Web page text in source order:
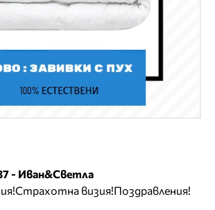
- Иван&Светла
визия!Поздравления!